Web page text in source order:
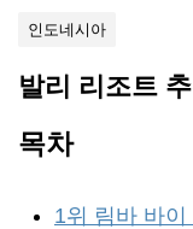
인도네시아
발리 리조트
목차
1위 림바 바이